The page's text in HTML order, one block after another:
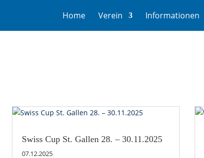
Home Verein Informationen
Swiss Cup St. Gallen 28. – 30.11.2025
07.12.2025